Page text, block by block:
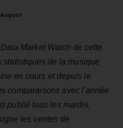
Market Watch de cette
de la musique
en cours et depuis le
comparaisons avec l'année
publié tous les mardis.
les ventes de